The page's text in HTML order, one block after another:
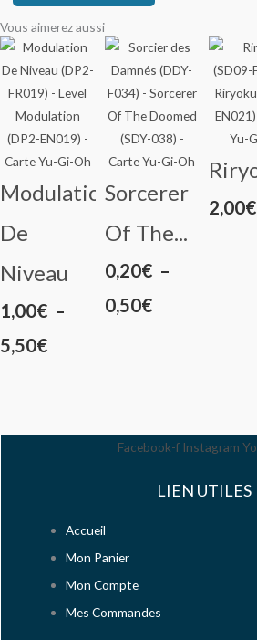
Vous aimerez aussi
Modulation
De
Niveau
1,00€ –
5,50€
Plage
de
Sorcerer
Of The...
0,20€ –
0,50€
Plage
de
0,50€
2,00€
Facebook-f Instagram
LIEN UTILES
Accueil
Mon Panier
Mon Compte
Mes Commandes